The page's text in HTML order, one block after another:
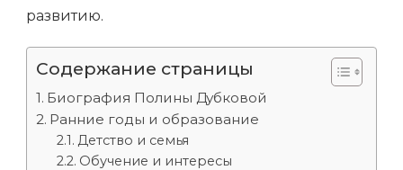
развитию.
Содержание страницы
Биография Полины Дубковой
Ранние годы и образование
Детство и семья
Обучение и интересы